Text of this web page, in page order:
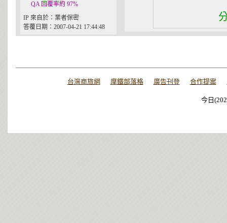
QA 回覆率約 97%
IP 來自於：業者保密
答覆日期：2007-04-21 17:44:48
台灣商旅網 摩鐵部落格 廣告刊登 合作提案
今日